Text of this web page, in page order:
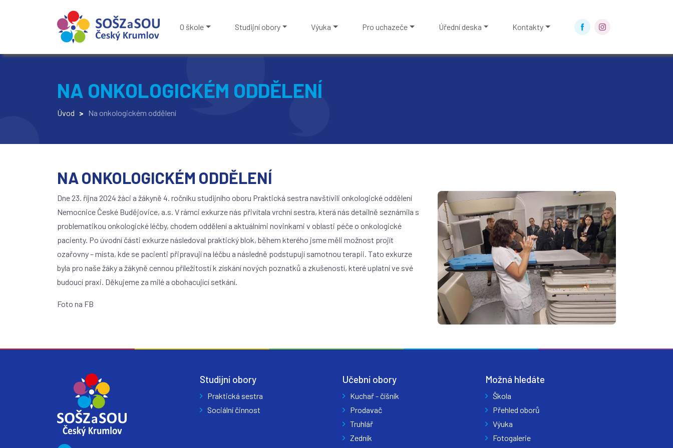
O škole Studijní obory Výuka Pro uchazeče Úřední deska Kontakty
NA ONKOLOGICKÉM ODDĚLENÍ
Úvod > Na onkologickém oddělení
NA ONKOLOGICKÉM ODDĚLENÍ
Dne 23. října 2024 žáci a žákyně 4. ročníku studijního oboru Praktická sestra navštívili onkologické oddělení
Nemocnice České Budějovice, a.s. V rámci exkurze nás přivítala vrchní sestra, která nás detailně seznámila s
problematikou onkologické léčby, chodem oddělení a aktuálními novinkami v oblasti péče o onkologické
pacienty. Po úvodní části exkurze následoval praktický blok, během kterého jsme měli možnost projít
ozařovny – místa, kde se pacienti připravují na léčbu a následně podstupují samotnou terapii. Tato exkurze
byla pro naše žáky a žákyně cennou příležitostí k získání nových poznatků a zkušeností, které uplatní ve své
budoucí praxi. Děkujeme za milé a obohacující setkání.
Foto na FB
Studijní obory
Praktická sestra
Sociální činnost
Učební obory
Kuchař - číšník
Prodavač
Truhlář
Zedník
Možná hledáte
Škola
Přehled oborů
Výuka
Fotogalerie